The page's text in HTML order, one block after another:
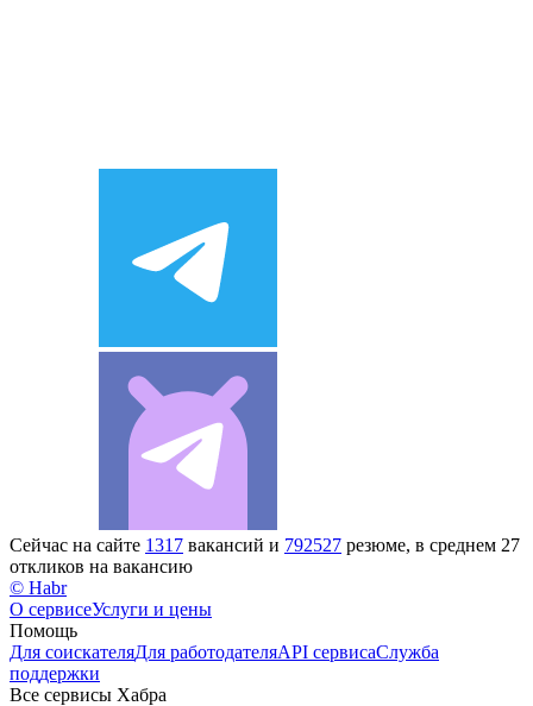
Сейчас на сайте 1317 вакансий и 792527 резюме, в среднем 27
откликов на вакансию
© Habr
О сервисеУслуги и цены
Помощь
Для соискателяДля работодателяAPI сервисаСлужба
поддержки
Все сервисы Хабра